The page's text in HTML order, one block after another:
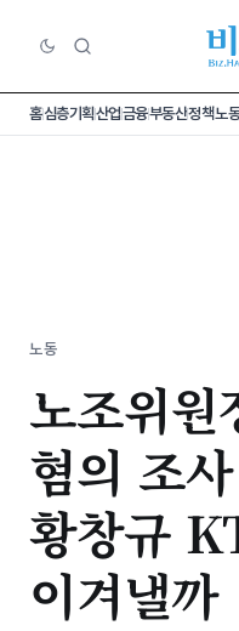
홈심층기획산업금융부동산정책노동
노동
노조위원
혐의 조
황창규
이겨낼까